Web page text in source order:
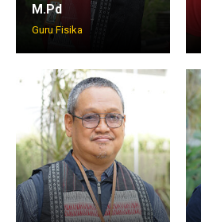
M.Pd
Guru Fisika